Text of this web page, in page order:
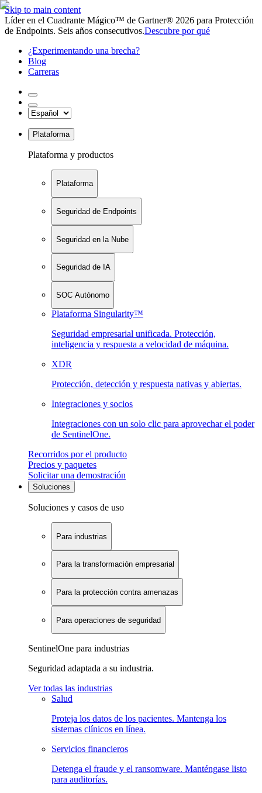
Skip to main content
Líder en el Cuadrante Mágico™ de Gartner® 2026 para Protección
de Endpoints. Seis años consecutivos.Descubre por qué
¿Experimentando una brecha?
Blog
Carreras
Plataforma
Plataforma y productos
Plataforma
Seguridad de Endpoints
Seguridad en la Nube
Seguridad de IA
SOC Autónomo
Plataforma Singularity™
Seguridad empresarial unificada. Protección,
inteligencia y respuesta a velocidad de máquina.
XDR
Protección, detección y respuesta nativas y abiertas.
Integraciones y socios
Integraciones con un solo clic para aprovechar el poder
de SentinelOne.
Recorridos por el producto
Precios y paquetes
Solicitar una demostración
Soluciones
Soluciones y casos de uso
Para industrias
Para la transformación empresarial
Para la protección contra amenazas
Para operaciones de seguridad
SentinelOne para industrias
Seguridad adaptada a su industria.
Ver todas las industrias
Salud
Proteja los datos de los pacientes. Mantenga los
sistemas clínicos en línea.
Servicios financieros
Detenga el fraude y el ransomware. Manténgase listo
para auditorías.